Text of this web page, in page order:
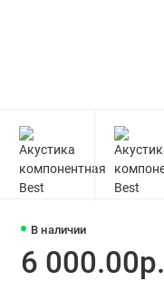
В наличии
6 000.00р.